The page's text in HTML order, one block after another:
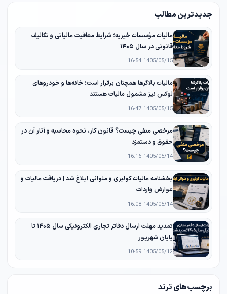
جدیدترین مطالب
مالیات مؤسسات خیریه؛ شرایط معافیت مالیاتی و تکالیف
قانونی در سال ۱۴۰۵
1405/05/15 16:54
مالیات بلاگرها همچنان برقرار است؛ خانه‌ها و خودروهای
لوکس نیز مشمول مالیات هستند
1405/05/15 16:47
مرخصی منفی چیست؟ قانون کار، نحوه محاسبه و آثار آن در
حقوق و دستمزد
1405/05/14 16:16
بخشنامه مالیات کولبری و ملوانی ابلاغ شد | دریافت مالیات و
عوارض واردات
1405/05/14 16:08
تمدید مهلت ارسال دفاتر تجاری الکترونیکی سال ۱۴۰۵ تا
پایان شهریور
1405/05/12 10:59
برچسب های ترند